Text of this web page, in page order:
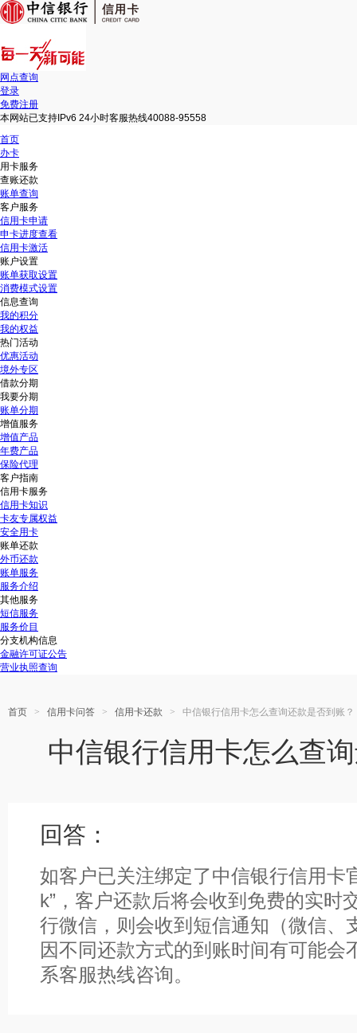
网点查询
登录
免费注册
本网站已支持IPv6 24小时客服热线40088-95558
首页
办卡
用卡服务
查账还款
账单查询
客户服务
信用卡申请
申卡进度查看
信用卡激活
账户设置
账单获取设置
消费模式设置
信息查询
我的积分
我的权益
热门活动
优惠活动
境外专区
借款分期
我要分期
账单分期
增值服务
增值产品
年费产品
保险代理
客户指南
信用卡服务
信用卡知识
卡友专属权益
安全用卡
账单还款
外币还款
账单服务
服务介绍
其他服务
短信服务
服务价目
分支机构信息
金融许可证公告
营业执照查询
首页 > 信用卡问答 > 信用卡还款 > 中信银行信用卡怎么查询还款是否到账？
中信银行信用卡怎么查
回答：
如客户已关注绑定了中信银行信用卡
k”，客户还款后将会收到免费的实时
行微信，则会收到短信通知（微信、
因不同还款方式的到账时间有可能会
系客服热线咨询。